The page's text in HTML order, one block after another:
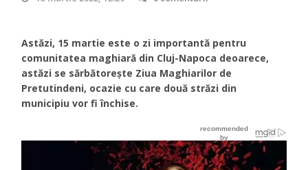
Astăzi, 15 martie este o zi importantă pentru
comunitatea maghiară din Cluj-Napoca deoarece,
astăzi se sărbătorește Ziua Maghiarilor de
Pretutindeni, ocazie cu care două străzi din
municipiu vor fi închise.